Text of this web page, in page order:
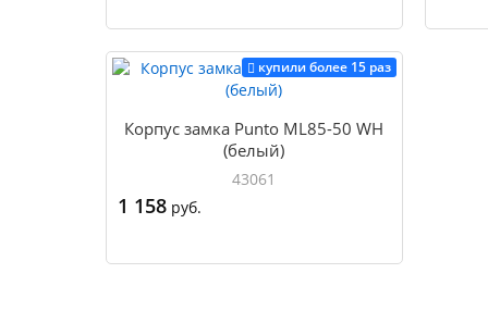
купили более 15 раз
Корпус замка Punto ML85-50 WH
(белый)
43061
1 158 руб.